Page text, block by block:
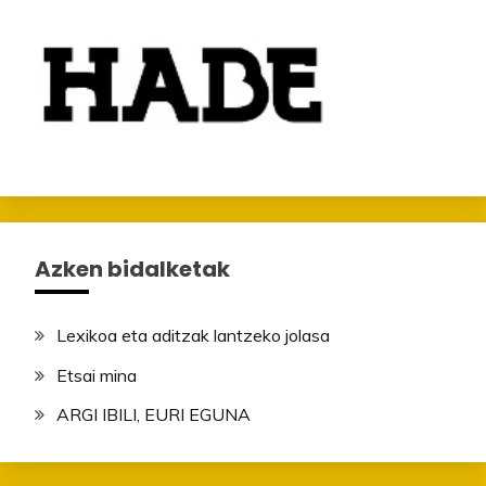
Azken bidalketak
Lexikoa eta aditzak lantzeko jolasa
Etsai mina
ARGI IBILI, EURI EGUNA